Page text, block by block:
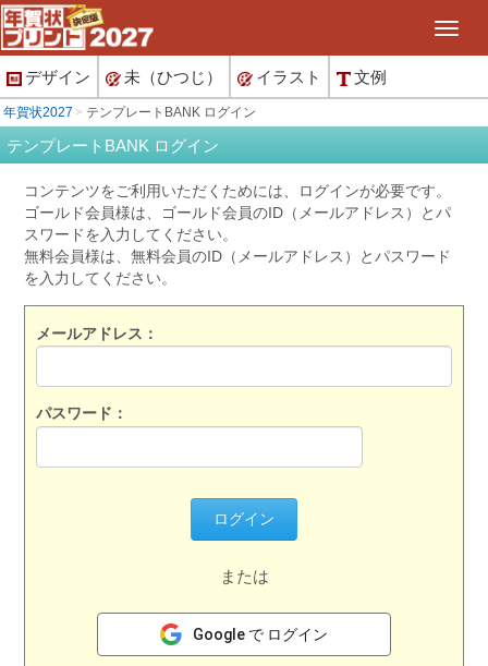
デザイン 未（ひつじ） イラスト 文例
年賀状2027 テンプレートBANK ログイン
テンプレートBANK ログイン
コンテンツをご利用いただくためには、ログインが必要です。
ゴールド会員様は、ゴールド会員のID（メールアドレス）とパ
スワードを入力してください。
無料会員様は、無料会員のID（メールアドレス）とパスワード
を入力してください。
メールアドレス：
パスワード：
または
Google で ログイン